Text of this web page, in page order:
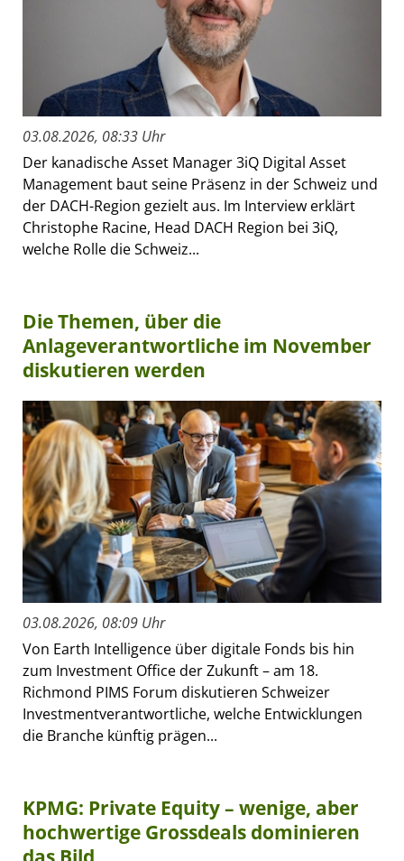
03.08.2026, 08:33 Uhr
Der kanadische Asset Manager 3iQ Digital Asset
Management baut seine Präsenz in der Schweiz und
der DACH-Region gezielt aus. Im Interview erklärt
Christophe Racine, Head DACH Region bei 3iQ,
welche Rolle die Schweiz...
Die Themen, über die
Anlageverantwortliche im November
diskutieren werden
03.08.2026, 08:09 Uhr
Von Earth Intelligence über digitale Fonds bis hin
zum Investment Office der Zukunft – am 18.
Richmond PIMS Forum diskutieren Schweizer
Investmentverantwortliche, welche Entwicklungen
die Branche künftig prägen...
KPMG: Private Equity – wenige, aber
hochwertige Grossdeals dominieren